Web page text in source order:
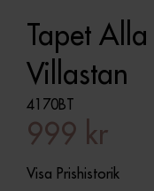
Tapet
Villastan
4170BT
999 kr
Visa Prishistorik